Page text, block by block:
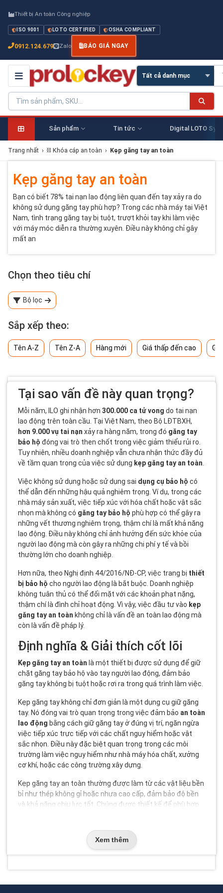
Thiết bị An toàn Công nghiệp
ISO 9001 LOTO CERTIFIED OSHA COMPLIANT
0912.124.679 Zalo BÁO GIÁ NGAY
Sản phẩm Tin tức Digital LOTO
Trang nhất › ⛓ Khóa cáp an toàn › Kẹp găng tay an toàn
Kẹp găng tay an toàn
Bạn có biết 78% tai nạn lao động liên quan đến tay xảy ra do
không sử dụng găng tay phù hợp? Trong các nhà máy tại Việt
Nam, tình trạng găng tay bị tuột, trượt khỏi tay khi làm việc
với máy móc diễn ra thường xuyên. Điều này không chỉ gây
mất an
Chọn theo tiêu chí
Bộ lọc
Sắp xếp theo:
Tên A-Z Tên Z-A Hàng mới Giá thấp đến cao
Tại sao vấn đề này quan trọng?
Mỗi năm, ILO ghi nhận hơn 300.000 ca tử vong do tai nạn
lao động trên toàn cầu. Tại Việt Nam, theo Bộ LĐTBXH,
hơn 9.000 vụ tai nạn xảy ra hàng năm, trong đó găng tay
bảo hộ đóng vai trò then chốt trong việc giảm thiểu rủi ro.
Tuy nhiên, nhiều doanh nghiệp vẫn chưa nhận thức đầy đủ
về tầm quan trọng của việc sử dụng kẹp găng tay an toàn
Việc không sử dụng hoặc sử dụng sai dụng cụ bảo hộ có
thể dẫn đến những hậu quả nghiêm trọng. Ví dụ, trong các
nhà máy sản xuất, việc tiếp xúc với hóa chất hoặc vật sắc
nhọn mà không có găng tay bảo hộ phù hợp có thể gây ra
những vết thương nghiêm trọng, thậm chí là mất khả năng
lao động. Điều này không chỉ ảnh hưởng đến sức khỏe của
người lao động mà còn gây ra những chi phí y tế và bồi
thường lớn cho doanh nghiệp.
Hơn nữa, theo Nghị định 44/2016/NĐ-CP, việc trang bị thiết
bị bảo hộ cho người lao động là bắt buộc. Doanh nghiệp
không tuân thủ có thể đối mặt với các khoản phạt nặng,
thậm chí là đình chỉ hoạt động. Vì vậy, việc đầu tư vào kẹp
găng tay an toàn không chỉ là vấn đề an toàn lao động mà
còn là vấn đề pháp lý.
Định nghĩa & Giải thích cốt lõi
Kẹp găng tay an toàn là một thiết bị được sử dụng để giữ
chặt găng tay bảo hộ vào tay người lao động, đảm bảo
găng tay không bị tuột hoặc rơi ra trong quá trình làm việc.
Kẹp găng tay không chỉ đơn giản là một dụng cụ giữ găng
tay. Nó đóng vai trò quan trọng trong việc đảm bảo an toàn
lao động bằng cách giữ găng tay ở đúng vị trí, ngăn ngừa
việc tiếp xúc trực tiếp với các chất nguy hiểm hoặc vật
sắc nhọn. Điều này đặc biệt quan trọng trong các môi
trường làm việc nguy hiểm như nhà máy hóa chất, xưởng
cơ khí, hoặc các công trường xây dựng.
Kẹp găng tay an toàn thường được làm từ các vật liệu bền
bỉ như thép không gỉ hoặc nhựa cao cấp, đảm bảo độ bền
và khả năng chịu lực tốt. Chúng được thiết kế để phù hợp
Phân loại & Các dạng phổ biến
môi trường làm việc cụ thể. Dưới đây là một số loại phổ
Xem thêm